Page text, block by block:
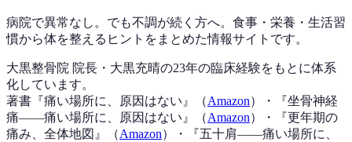
病院で異常なし。でも不調が続く方へ。食事・栄養・生活習
慣から体を整えるヒントをまとめた情報サイトです。
大黒整骨院 院長・大黒充晴の23年の臨床経験をもとに体系
化しています。
著書『痛い場所に、原因はない 』（Amazon） ・『坐骨神経
痛——痛い場所に、原因はない 』（Amazon） ・『更年期の
痛み、全体地図 』（Amazon） ・『五十肩——痛い場所に、